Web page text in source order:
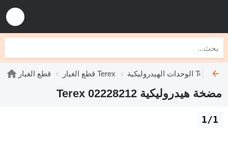
قطع الغيار قطع الغيار Terex الوحدات الهيدروليكية Terex
مضخة هيدروليكية Terex 02228212
1/1